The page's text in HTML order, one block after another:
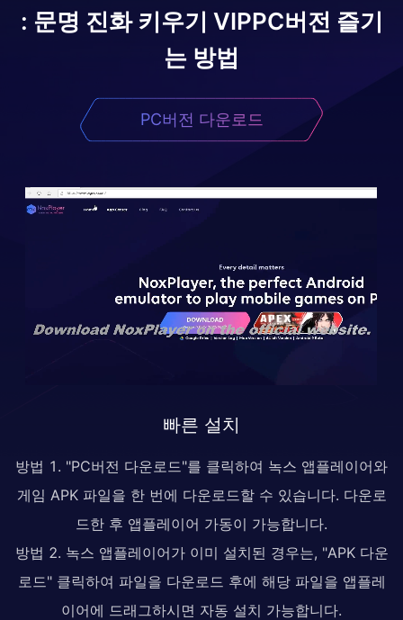
: 문명 진화 키우기 VIPPC버전 즐기
는 방법
PC버전 다운로드
빠른 설치
방법 1. "PC버전 다운로드"를 클릭하여 녹스 앱플레이어와
게임 APK 파일을 한 번에 다운로드할 수 있습니다. 다운로
드한 후 앱플레이어 가동이 가능합니다.
방법 2. 녹스 앱플레이어가 이미 설치된 경우는, "APK 다운
로드" 클릭하여 파일을 다운로드 후에 해당 파일을 앱플레
이어에 드래그하시면 자동 설치 가능합니다.